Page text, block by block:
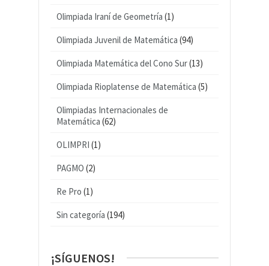
Olimpiada Iraní de Geometría (1)
Olimpiada Juvenil de Matemática (94)
Olimpiada Matemática del Cono Sur(13)
Olimpiada Rioplatense de Matemática (5)
Olimpiadas Internacionales de
Matemática (62)
OLIMPRI (1)
PAGMO (2)
Re Pro (1)
Sin categoría (194)
¡SÍGUENOS!